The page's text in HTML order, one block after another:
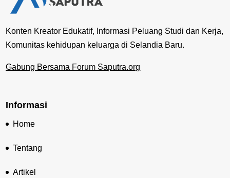
Konten Kreator Edukatif, Informasi Peluang Studi dan Kerja,
Komunitas kehidupan keluarga di Selandia Baru.
Gabung Bersama Forum Saputra.org
Informasi
Home
Tentang
Artikel